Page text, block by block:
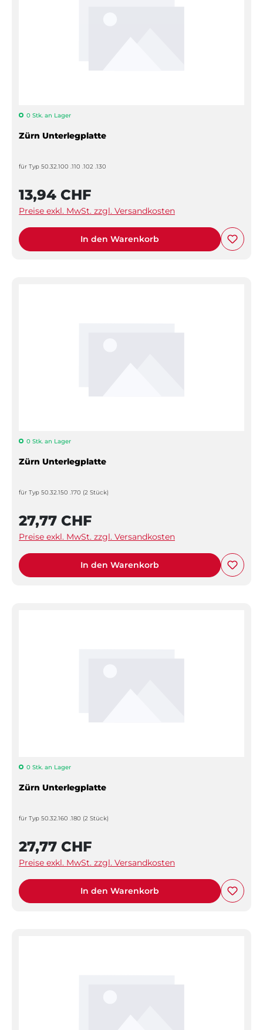
0 Stk. an Lager
Zürn Unterlegplatte
für Typ 50.32.100 .110 .102 .130
13,94 CHF
Preise exkl. MwSt. zzgl. Versandkosten
In den Warenkorb
0 Stk. an Lager
Zürn Unterlegplatte
für Typ 50.32.150 .170 (2 Stück)
27,77 CHF
Preise exkl. MwSt. zzgl. Versandkosten
In den Warenkorb
0 Stk. an Lager
Zürn Unterlegplatte
für Typ 50.32.160 .180 (2 Stück)
27,77 CHF
Preise exkl. MwSt. zzgl. Versandkosten
In den Warenkorb